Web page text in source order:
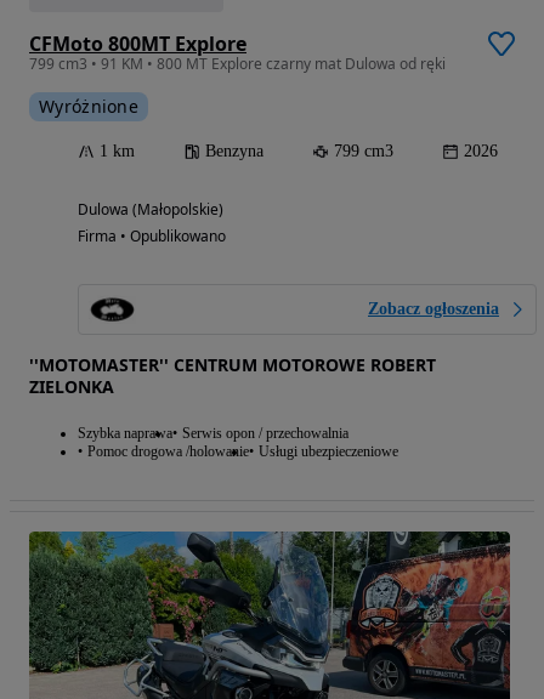
CFMoto 800MT Explore
799 cm3 • 91 KM • 800 MT Explore czarny mat Dulowa od ręki
Wyróżnione
1 km Benzyna 799 cm3 2026
Dulowa (Małopolskie)
Firma • Opublikowano
Zobacz ogłoszenia
''MOTOMASTER'' CENTRUM MOTOROWE ROBERT
ZIELONKA
Szybka naprawa Serwis opon / przechowalnia
Pomoc drogowa /holowanie Usługi ubezpieczeniowe